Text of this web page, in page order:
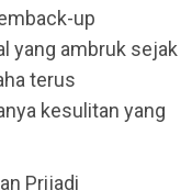
up
yang ambruk sejak
terus
kesulitan yang
Prijadi